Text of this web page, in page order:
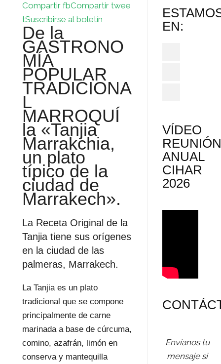
Compartir fbCompartir twee
tSuscribirse al boletín
De la
GASTRONO
MÍA
POPULAR
TRADICIONA
L
MARROQUÍ
la «Tanjia
Marrakchia,
un plato
típico de la
ciudad de
Marrakech».
La Receta Original de la
Tanjia tiene sus orígenes
en la ciudad de las
palmeras, Marrakech.
La Tanjia es un plato
tradicional que se compone
principalmente de carne
marinada a base de cúrcuma,
comino, azafrán, limón en
conserva y mantequilla
EN:
VÍDEO
ANUAL
CIHAR
2026
Envíanos tu
mensaje si